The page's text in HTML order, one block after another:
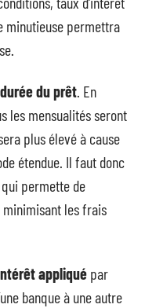
minutieuse permettra
durée du prêt. En
les mensualités seront
plus élevé à cause
étendue. Il faut donc
permette de
les frais
appliqué par
banque à une autre